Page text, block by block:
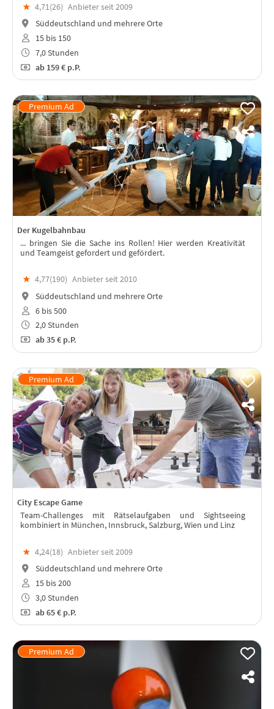
München oder anderen Städten!
★ 4,71(26) Anbieter seit 2009
Süddeutschland und mehrere Orte
15 bis 150
7,0 Stunden
ab159 € p.P.
Der Kugelbahnbau
... bringen Sie die Sache ins Rollen! Hier werden Kreativität
und Teamgeist gefordert und gefördert.
★ 4,77(190) Anbieter seit 2010
Süddeutschland und mehrere Orte
6 bis 500
2,0 Stunden
ab35 € p.P.
City Escape Game
Team-Challenges mit Rätselaufgaben und Sightseeing
kombiniert in München, Innsbruck, Salzburg, Wien und Linz
★ 4,24(18) Anbieter seit 2009
Süddeutschland und mehrere Orte
15 bis 200
3,0 Stunden
ab65 € p.P.